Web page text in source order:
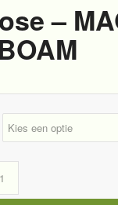
–